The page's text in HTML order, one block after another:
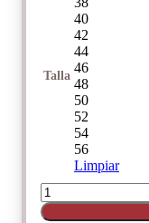
Talla
40
42
44
46
48
50
52
54
56
Limpiar
Chaqueta
efecto
piel